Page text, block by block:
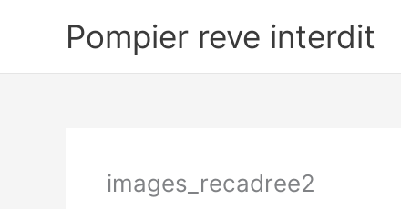
Pompier reve interdit
images_recadree2